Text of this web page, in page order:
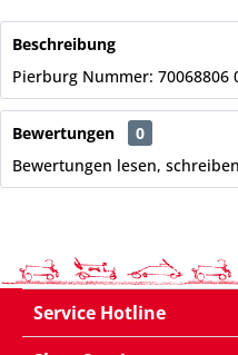
Beschreibung
Pierburg Nummer: 70068806
Bewertungen
0
Bewertungen lesen,
Service Hotline